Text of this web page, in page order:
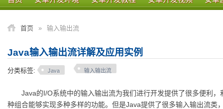
首页 » 输入输出流
Java输入输出流详解及应用实例
分类标签: Java 输入输出流
Java的I/O系统中的输入输出流为我们进行开发提供了很多便利，
种组合能够实现多种多样的功能。但是Java提供了很多输入输出流类